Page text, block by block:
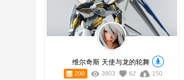
维尔奇斯 天使与龙的轮舞
200 3903 62 150